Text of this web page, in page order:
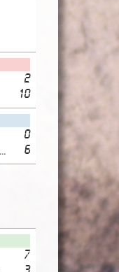
2
10
0
6
7